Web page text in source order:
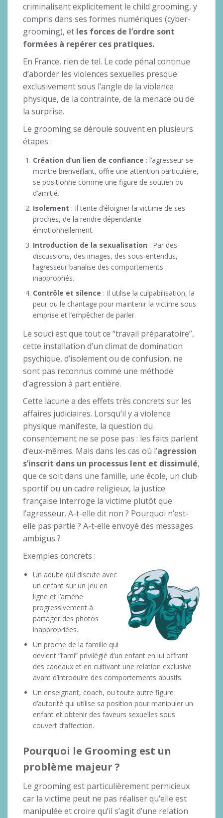
criminalisent explicitement le child grooming, y
compris dans ses formes numériques (cyber-
grooming), et les forces de l’ordre sont
formées à repérer ces pratiques.
En France, rien de tel. Le code pénal continue
d’aborder les violences sexuelles presque
exclusivement sous l’angle de la violence
physique, de la contrainte, de la menace ou de
la surprise.
Le grooming se déroule souvent en plusieurs
étapes :
Création d’un lien de confiance : l’agresseur se
montre bienveillant, offre une attention particulière,
se positionne comme une figure de soutien ou
d’amitié.
Isolement : Il tente d’éloigner la victime de ses
proches, de la rendre dépendante
émotionnellement.
Introduction de la sexualisation : Par des
discussions, des images, des sous-entendus,
l’agresseur banalise des comportements
inappropriés.
Contrôle et silence : Il utilise la culpabilisation, la
peur ou le chantage pour maintenir la victime sous
emprise et l’empêcher de parler.
Le souci est que tout ce “travail préparatoire”,
cette installation d’un climat de domination
psychique, d’isolement ou de confusion, ne
sont pas reconnus comme une méthode
d’agression à part entière.
Cette lacune a des effets très concrets sur les
affaires judiciaires. Lorsqu’il y a violence
physique manifeste, la question du
consentement ne se pose pas : les faits parlent
d’eux-mêmes. Mais dans les cas où l’agression
s’inscrit dans un processus lent et dissimulé,
que ce soit dans une famille, une école, un club
sportif ou un cadre religieux, la justice
française interroge la victime plutôt que
l’agresseur. A-t-elle dit non ? Pourquoi n’est-
elle pas partie ? A-t-elle envoyé des messages
ambigus ?
Exemples concrets :
Un adulte qui discute avec
un enfant sur un jeu en
ligne et l’amène
progressivement à
partager des photos
inappropriées.
Un proche de la famille qui
devient “l’ami” privilégié d’un enfant en lui offrant
des cadeaux et en cultivant une relation exclusive
avant d’introduire des comportements abusifs.
Un enseignant, coach, ou toute autre figure
d’autorité qui utilise sa position pour manipuler un
enfant et obtenir des faveurs sexuelles sous
couvert d’affection.
Pourquoi le Grooming est un
problème majeur ?
Le grooming est particulièrement pernicieux
car la victime peut ne pas réaliser qu’elle est
manipulée et croire qu’il s’agit d’une relation